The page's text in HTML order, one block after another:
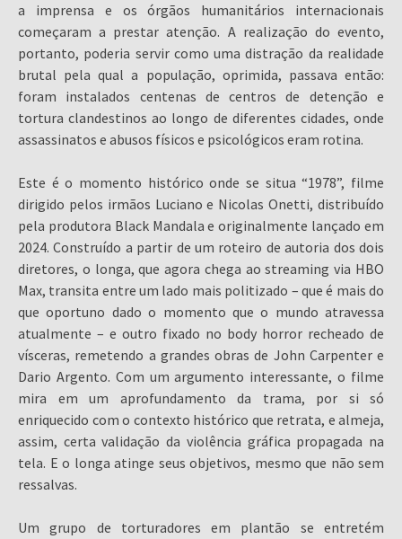
a imprensa e os órgãos humanitários internacionais
começaram a prestar atenção. A realização do evento,
portanto, poderia servir como uma distração da realidade
brutal pela qual a população, oprimida, passava então:
foram instalados centenas de centros de detenção e
tortura clandestinos ao longo de diferentes cidades, onde
assassinatos e abusos físicos e psicológicos eram rotina.
Este é o momento histórico onde se situa “1978”, filme
dirigido pelos irmãos Luciano e Nicolas Onetti, distribuído
pela produtora Black Mandala e originalmente lançado em
2024. Construído a partir de um roteiro de autoria dos dois
diretores, o longa, que agora chega ao streaming via HBO
Max, transita entre um lado mais politizado – que é mais do
que oportuno dado o momento que o mundo atravessa
atualmente – e outro fixado no body horror recheado de
vísceras, remetendo a grandes obras de John Carpenter e
Dario Argento. Com um argumento interessante, o filme
mira em um aprofundamento da trama, por si só
enriquecido com o contexto histórico que retrata, e almeja,
assim, certa validação da violência gráfica propagada na
tela. E o longa atinge seus objetivos, mesmo que não sem
ressalvas.
Um grupo de torturadores em plantão se entretém